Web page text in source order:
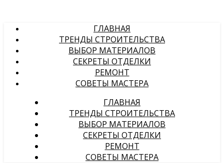
ГЛАВНАЯ
ТРЕНДЫ СТРОИТЕЛЬСТВА
ВЫБОР МАТЕРИАЛОВ
СЕКРЕТЫ ОТДЕЛКИ
РЕМОНТ
СОВЕТЫ МАСТЕРА
ГЛАВНАЯ
ТРЕНДЫ СТРОИТЕЛЬСТВА
ВЫБОР МАТЕРИАЛОВ
СЕКРЕТЫ ОТДЕЛКИ
РЕМОНТ
СОВЕТЫ МАСТЕРА